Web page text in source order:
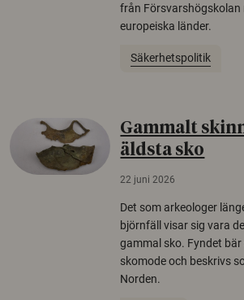
från Försvarshögskolan
europeiska länder.
Säkerhetspolitik
Gammalt
äldsta sko
22 juni 2026
Det som arkeologer
björnfäll visar sig vara
gammal sko. Fyndet
skomode och beskrivs
Norden.